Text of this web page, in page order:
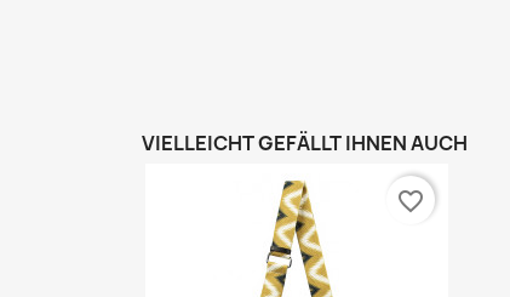
VIELLEICHT GEFÄLLT IHNEN AUCH
favorite_border